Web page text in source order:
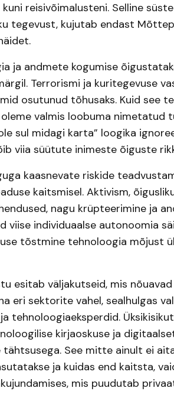
reisivõimalusteni. Selline
tegevust, kujutab endast
ja andmete kogumise
Terrorismi ja kuritegevuse
osutunud tõhusaks. Kuid see
valmis loobuma nimetatud
sul midagi karta” loogika
viia süütute inimeste õiguste
kaasnevate riskide
kaitsmisel. Aktivism,
nagu krüpteerimine ja
viise individuaalse autonoomia
tõstmine tehnoloogia mõjust
esitab väljakutseid, mis
eri sektorite vahel, sealhulgas
tehnoloogiaeksperdid.
kirjaoskuse ja
See mitte ainult ei
ja kuidas end kaitsta,
mis puudutab